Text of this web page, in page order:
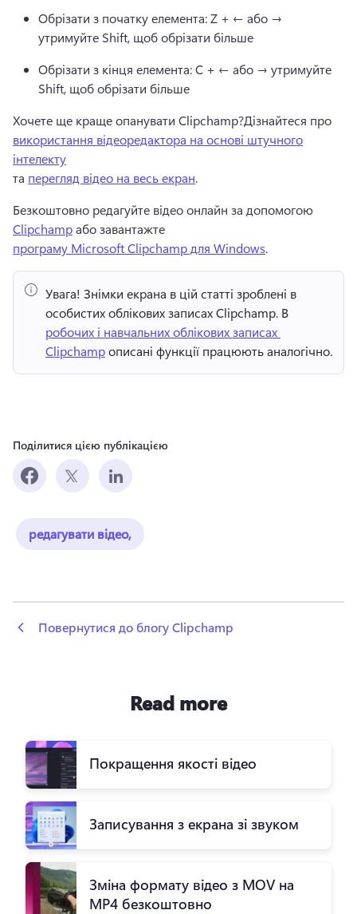
Обрізати з початку елемента: Z + ← або →
утримуйте Shift, щоб обрізати більше
Обрізати з кінця елемента: C + ← або → утримуйте
Shift, щоб обрізати більше
Хочете ще краще опанувати Clipchamp?Дізнайтеся про
використання відеоредактора на основі штучного
інтелекту
та перегляд відео на весь екран.
Безкоштовно редагуйте відео онлайн за допомогою
Clipchamp або завантажте
програму Microsoft Clipchamp для Windows.
Увага! Знімки екрана в цій статті зроблені в
особистих облікових записах Clipchamp.
робочих і навчальних облікових записах
Clipchamp
Поділитися цією публікацією
редагувати відео,
Повернутися до блогу Clipchamp
Read more
Покращення якості відео
Записування з екрана зі звуком
Зміна формату відео з MOV на
MP4 безкоштовно